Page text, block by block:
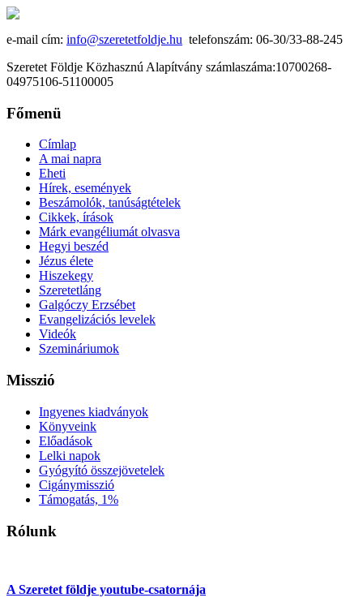
e-mail cím: info@szeretetfoldje.hu telefonszám: 06-30/33-88-245
Szeretet Földje Közhasznú Alapítvány számlaszáma:10700268-
04975106-51100005
Főmenü
Címlap
A mai napra
Eheti
Hírek, események
Beszámolók, tanúságtételek
Cikkek, írások
Márk evangéliumát olvasva
Hegyi beszéd
Jézus élete
Hiszekegy
Szeretetláng
Galgóczy Erzsébet
Evangelizációs levelek
Videók
Szemináriumok
Misszió
Ingyenes kiadványok
Könyveink
Előadások
Lelki napok
Gyógyító összejövetelek
Cigánymisszió
Támogatás, 1%
Rólunk
A Szeretet földje youtube-csatornája